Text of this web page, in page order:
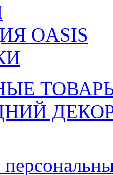
OASIS